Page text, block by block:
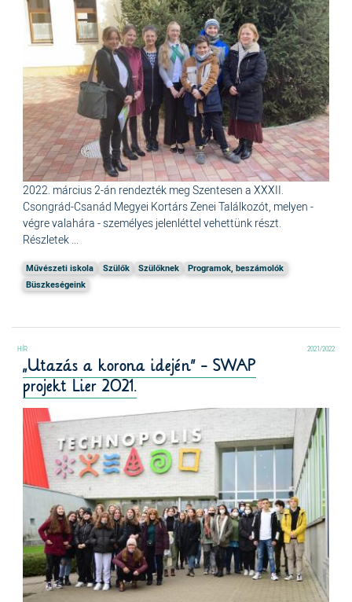
2022. március 2-án rendezték meg Szentesen a XXXII.
Csongrád-Csanád Megyei Kortárs Zenei Találkozót, melyen -
végre valahára - személyes jelenléttel vehettünk részt.
Részletek ...
Művészeti iskola Szülők Szülőknek
Programok, beszámolók
Büszkeségeink
2021/2022
​​​​​​​„Utazás a korona idején” - SWAP
projekt Lier 2021.